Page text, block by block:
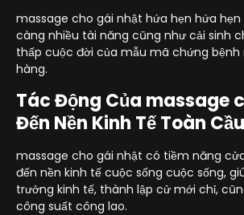
massage cho gái nhật hứa hẹn hứa hẹn
càng nhiều tài năng cũng như cải sinh
thấp cuộc đời của mẫu mã chứng bệnh
hàng.
Tác Động Của massage
Đến Nền Kinh Tế Toàn Cầu
massage cho gái nhật có tiềm năng
đến nền kinh tế cuộc sống cuộc sống,
trưởng kinh tế, thành lập cử mới chỉ,
công suất công lao.